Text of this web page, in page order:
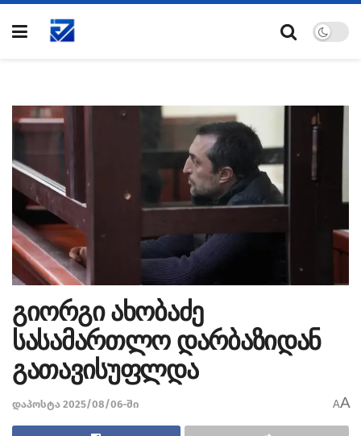
გიორგი ახობაძე
სასამართლო დარბაზიდან
გათავისუფლდა
დაპოსტა 2025/08/06-ში AA